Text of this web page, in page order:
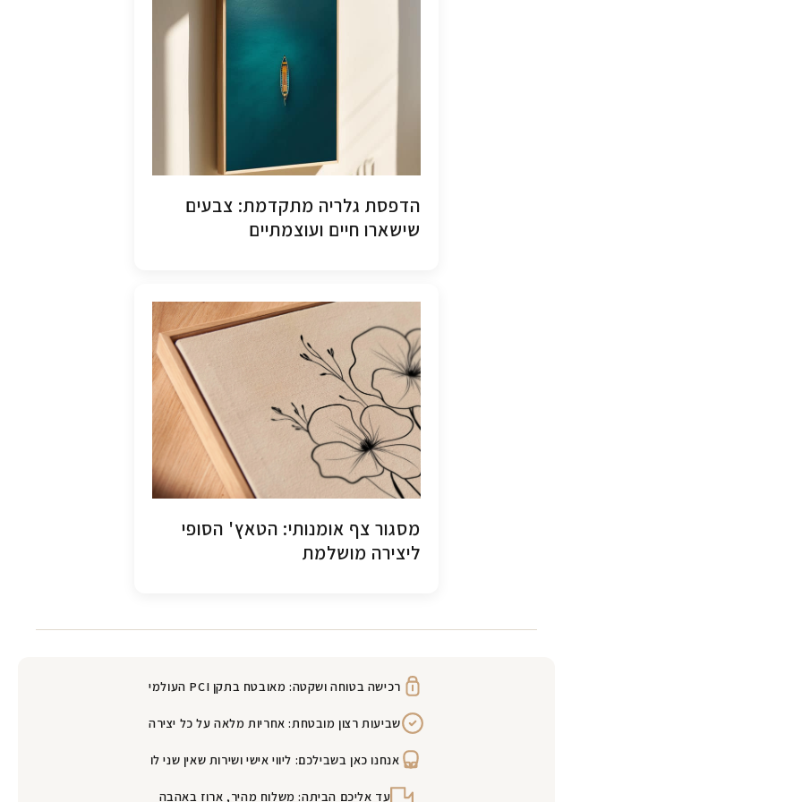
הדפסת גלריה מתקדמת: צבעים
שישארו חיים ועוצמתיים
מסגור צף אומנותי: הטאץ' הסופי
ליצירה מושלמת
רכישה בטוחה ושקטה: מאובטח בתקן PCI העולמי
שביעות רצון מובטחת: אחריות מלאה על כל יצירה
אנחנו כאן בשבילכם: ליווי אישי ושירות שאין שני לו
עד אליכם הביתה: משלוח מהיר, ארוז באהבה